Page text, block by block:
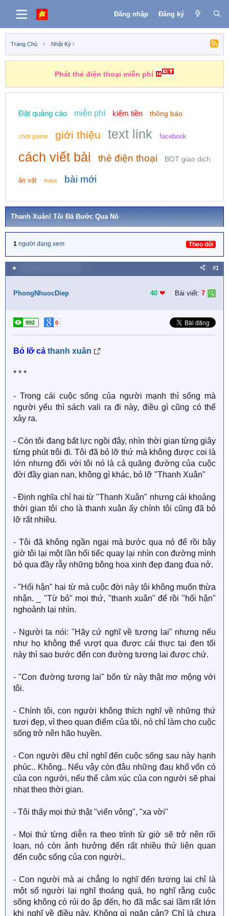
Đăng nhập Đăng ký
Trang Chủ Nhật Ký
Phát thẻ điện thoại miễn phí
Đặt quảng cáo miễn phí kiếm tiền thông báo
chơi game giới thiệu text link facebook
cách viết bài thẻ điện thoại BOT giao dịch
ăn vặt index bài mới
Thanh Xuân! Tôi Đã Bước Qua Nó
1 người đang xem Theo dõi
★ #1
PhongNhuocDiep 40 ❤︎ Bài viết: 7
992 0
Bỏ lỡ cả thanh xuân
* * *
- Trong cái cuộc sống của người mạnh thì sống mà
người yếu thì sách vali ra đi này, điều gì cũng có thể
xảy ra.
- Còn tôi đang bất lực ngồi đây, nhìn thời gian từng giây
từng phút trôi đi. Tôi đã bỏ lỡ thứ mà không được coi là
lớn nhưng đối với tôi nó là cả quãng đường của cuộc
đời đầy gian nan, không gì khác, bỏ lỡ "Thanh Xuân"
- Định nghĩa chỉ hai từ "Thanh Xuân" nhưng cái khoảng
thời gian tôi cho là thanh xuân ấy chính tôi cũng đã bỏ
lỡ rất nhiều.
- Tôi đã không ngần ngại mà bước qua nó để rồi bây
giờ tôi lại một lần hối tiếc quay lại nhìn con đường mình
bỏ qua đầy rẫy những bông hoa xinh đẹp đang đua nở.
- "Hối hận" hai từ mà cuộc đời này tôi không muốn thừa
nhận. _ "Từ bỏ" mọi thứ, "thanh xuân" để rồi "hối hận"
nghoảnh lại nhìn.
- Người ta nói: "Hãy cứ nghĩ về tương lai" nhưng nếu
như họ không thể vượt qua được cái thực tại đen tối
này thì sao bước đến con đường tương lai được chứ.
- "Con đường tương lai" bốn từ này thật mơ mộng với
tôi.
- Chính tôi, con người không thích nghĩ về những thứ
tươi đẹp, vì theo quan điểm của tôi, nó chỉ làm cho cuộc
sống trở nên hão huyền.
- Con người đều chỉ nghĩ đến cuộc sống sau này hạnh
phúc.. Không.. Nếu vậy còn đâu những đau khổ vốn có
của con người, nếu thế cảm xúc của con người sẽ phai
nhạt theo thời gian.
- Tôi thấy mọi thứ thật "viển vông", "xa vời"
- Mọi thứ từng diễn ra theo trình từ giờ sẽ trở nên rối
loạn, nó còn ảnh hưởng đến rất nhiều thứ liên quan
đến cuộc sống của con người..
- Con người mà ai chẳng lo nghĩ đến tương lai chỉ là
một số người lại nghĩ thoáng quá, họ nghĩ rằng cuộc
sống không có rủi do ập đến, họ đã mắc sai lầm rất lớn
khi nghĩ về điều này. Không gì ngăn cản? Chỉ là chưa